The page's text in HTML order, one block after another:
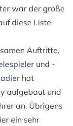
war der große
diese Liste
Auftritte,
und -
hat
aufgebaut und
an. Übrigens
ein sehr